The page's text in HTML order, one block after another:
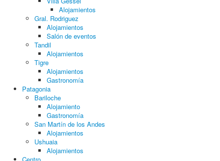
Alojamientos
Gral. Rodriguez
Alojamientos
Salón de eventos
Tandil
Alojamientos
Tigre
Alojamientos
Gastronomía
Patagonia
Bariloche
Alojamiento
Gastronomía
San Martín de los Andes
Alojamientos
Ushuaia
Alojamientos